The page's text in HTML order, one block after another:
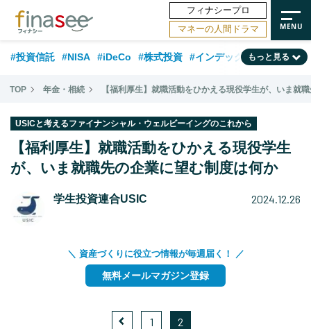
フィナシープロ
マネーの人間ドラマ
#投資信託 #NISA #iDeCo #株式投資 #インデックスファンド
#相談事例 #相続・贈与 #FP #新NISA #積立投資 #30代
#フィナンシャル・ウェルビーイング #退職金 #50代
#老後 #データ・調査 #金融用語解説 #話題の企業 #国内株式型
もっと見る
TOP 年金・相続 【福利厚生】就職活動をひかえる現役学生が、いま就
USICと考えるファイナンシャル・ウェルビーイングのこれから
【福利厚生】就職活動をひかえる現役学生
が、いま就職先の企業に望む制度は何か
学生投資連合USIC 2024.12.26
＼ 資産づくりに役立つ情報が毎週届く！ ／
無料メールマガジン登録
1 2